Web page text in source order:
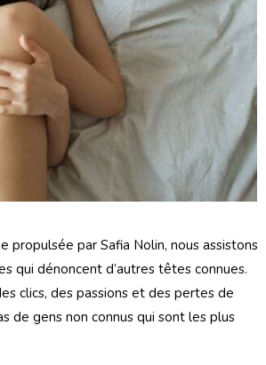
propulsée par Safia Nolin, nous assistons
qui dénoncent d’autres têtes connues.
clics, des passions et des pertes de
de gens non connus qui sont les plus